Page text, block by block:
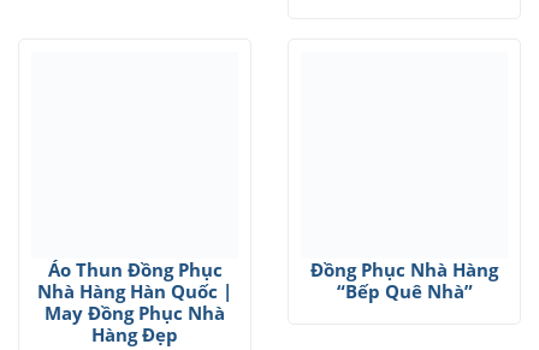
Áo Thun Đồng Phục
Nhà Hàng Hàn Quốc |
May Đồng Phục Nhà
Hàng Đẹp
Đồng Phục Nhà Hàng
“Bếp Quê Nhà”